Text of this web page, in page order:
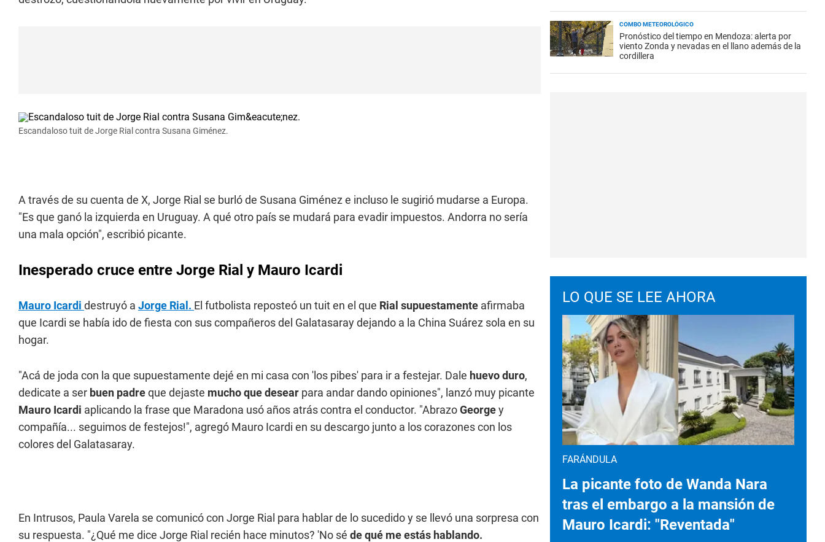
Escandaloso tuit de Jorge Rial contra Susana Giménez.
A través de su cuenta de X, Jorge Rial se burló de Susana Giménez e incluso le sugirió mudarse a Europa.
"Es que ganó la izquierda en Uruguay. A qué otro país se mudará para evadir impuestos. Andorra no sería
una mala opción", escribió picante.
Inesperado cruce entre Jorge Rial y Mauro Icardi
Mauro Icardi destruyó a Jorge Rial. El futbolista reposteó un tuit en el que Rial supuestamente afirmaba
que Icardi se había ido de fiesta con sus compañeros del Galatasaray dejando a la China Suárez sola en su
hogar.
"Acá de joda con la que supuestamente dejé en mi casa con 'los pibes' para ir a festejar. Dale huevo duro,
dedicate a ser buen padreque dejaste mucho que desear para andar dando opiniones", lanzó muy picante
Mauro Icardi aplicando la frase que Maradona usó años atrás contra el conductor. "AbrazoGeorgey
compañía... seguimos de festejos!", agregó Mauro Icardi en su descargo junto a los corazones con los
colores del Galatasaray.
En Intrusos, Paula Varela se comunicó con Jorge Rial para hablar de lo sucedido y se llevó una sorpresa con
su respuesta. "¿Qué me dice Jorge Rial recién hace minutos? 'No sé de qué me estás hablando.
COMBO METEOROLÓGICO
Pronóstico del tiempo en Mendoza: alerta por
viento Zonda y nevadas en el llano además de la
cordillera
LO QUE SE LEE AHORA
FARÁNDULA
La picante foto de Wanda Nara
tras el embargo a la mansión de
Mauro Icardi: "Reventada"